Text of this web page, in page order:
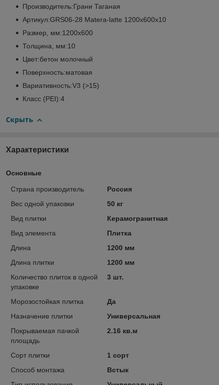
Производитель:Грани Таганая
Артикул:GRS06-28 Matera-latte 1200х600х10
Размер, мм:1200х600
Толщина, мм:10
Цвет:бетон молочный
Поверхность:матовая
Вариативность:V3 (>15)
Класс (PEI):4
Скрыть
Характеристики
Основные
Страна производитель
Россия
Вес одной упаковки
50 кг
Вид плитки
Керамогранитная
Вид элемента
Плитка
Длина
1200 мм
Длина плитки
1200 мм
Количество плиток в одной
упаковке
3 шт.
Морозостойкая плитка
Да
Назначение плитки
Универсальная
Покрываемая пачкой
площадь
2.16 кв.м
Сорт плитки
1 сорт
Способ монтажа
Встык